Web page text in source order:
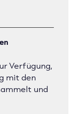
Verfügung,
mit den
und